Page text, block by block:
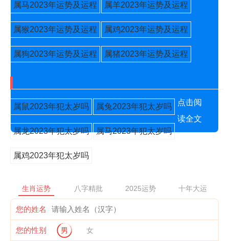
属马2023年运势及运程 属羊2023年运势及运程
属猴2023年运势及运程 属鸡2023年运势及运程
属狗2023年运势及运程 属猪2023年运势及运程
属鼠2023年犯太岁吗 属兔2023年犯太岁吗
属龙2023年犯太岁吗 属马2023年犯太岁吗
属鸡2023年犯太岁吗
点击阅
读全文
生肖运势 八字精批 2025运势 十年大运
您的姓名
您的性别 男 女